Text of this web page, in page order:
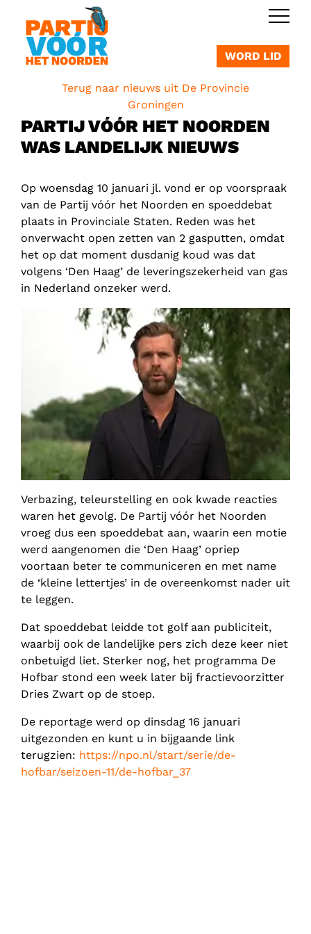
WORD LID
Terug naar nieuws uit De Provincie
Groningen
PARTIJ VÓÓR HET NOORDEN
WAS LANDELIJK NIEUWS
Op woensdag 10 januari jl. vond er op voorspraak
van de Partij vóór het Noorden en spoeddebat
plaats in Provinciale Staten. Reden was het
onverwacht open zetten van 2 gasputten, omdat
het op dat moment dusdanig koud was dat
volgens ‘Den Haag’ de leveringszekerheid van gas
in Nederland onzeker werd.
Verbazing, teleurstelling en ook kwade reacties
waren het gevolg. De Partij vóór het Noorden
vroeg dus een spoeddebat aan, waarin een motie
werd aangenomen die ‘Den Haag’ opriep
voortaan beter te communiceren en met name
de ‘kleine lettertjes’ in de overeenkomst nader uit
te leggen.
Dat spoeddebat leidde tot golf aan publiciteit,
waarbij ook de landelijke pers zich deze keer niet
onbetuigd liet. Sterker nog, het programma De
Hofbar stond een week later bij fractievoorzitter
Dries Zwart op de stoep.
De reportage werd op dinsdag 16 januari
uitgezonden en kunt u in bijgaande link
terugzien: https://npo.nl/start/serie/de-
hofbar/seizoen-11/de-hofbar_37